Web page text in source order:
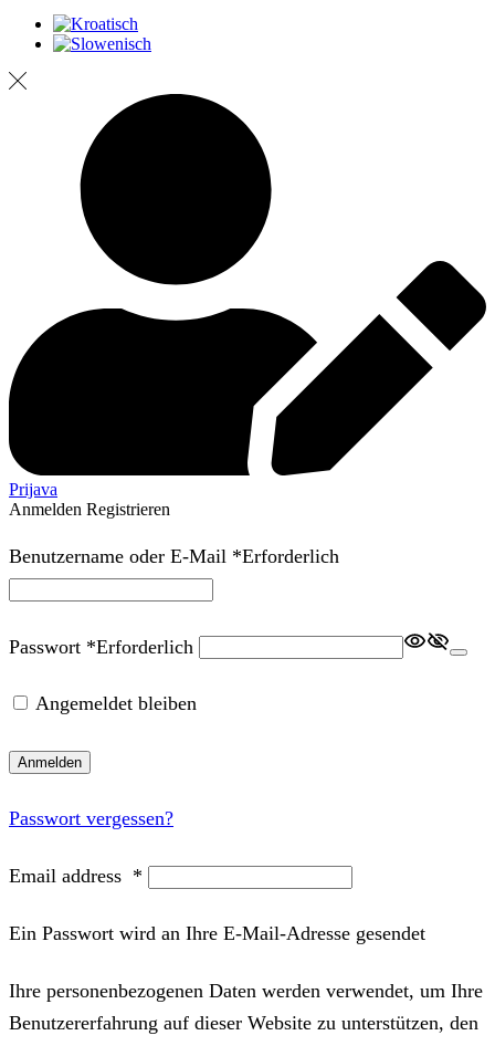
Prijava
Anmelden Registrieren
Benutzername oder E‑Mail *Erforderlich
Passwort *Erforderlich
Angemeldet bleiben
Anmelden
Passwort vergessen?
Email address *
Ein Passwort wird an Ihre E‑Mail‑Adresse gesendet
Ihre personenbezogenen Daten werden verwendet, um Ihre
Benutzererfahrung auf dieser Website zu unterstützen, den